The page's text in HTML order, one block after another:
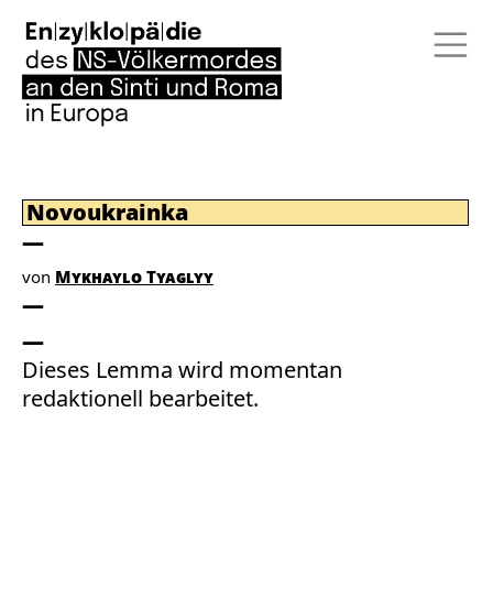
Novoukrainka
von Mykhaylo Tyaglyy
Dieses Lemma wird momentan
redaktionell bearbeitet.